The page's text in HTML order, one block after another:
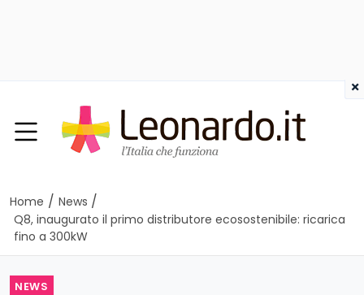
Home / News /
Q8, inaugurato il primo distributore ecosostenibile: ricarica
fino a 300kW
NEWS
×